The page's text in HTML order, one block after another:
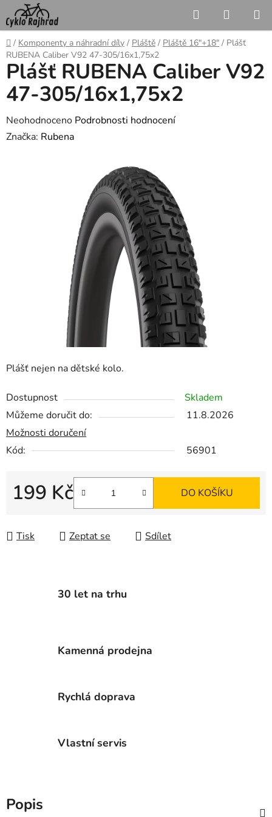
Přejít
na
obsah
Hledat
KOŠÍK
Domů
/ Komponenty a náhradní díly / Pláště / Pláště 16"+18" / Plášť
RUBENA Caliber V92 47-305/16x1,75x2
Plášť nejen na dětské kolo.
Dostupnost
Skladem
Můžeme doručit do:
11.8.2026
Možnosti doručení
Kód:
56901
199 Kč DO KOŠÍKU
Tisk Zeptat se Sdílet
Plášť RUBENA Caliber V92
47-305/16x1,75x2
Průměrné
hodnocení
Neohodnoceno Podrobnosti hodnocení
Značka: Rubena
30 let na trhu
Kamenná prodejna
Rychlá doprava
Vlastní servis
Popis